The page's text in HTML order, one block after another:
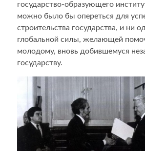
государство-образующего
можно было бы опереться для
строительства государства, и ни
глобальной силы, желающей
молодому, вновь добившемуся
государству.